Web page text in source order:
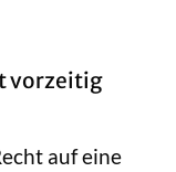
vorzeitig
auf eine